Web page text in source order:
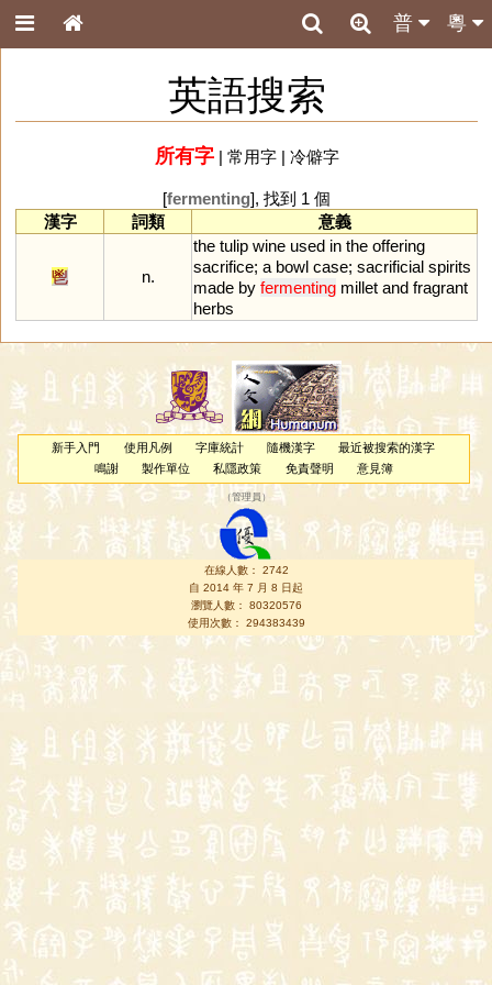
粵
普
英語搜索
所有字| 常用字| 冷僻字
[fermenting], 找到 1 個
漢字
詞類 意義
鬯 n.
the tulip wine used in the offering
sacrifice; a bowl case; sacrificial spirits
made by fermenting millet and fragrant
herbs
新手入門 使用凡例 字庫統計 隨機漢字
最近被搜索的漢字
鳴謝
製作單位 私隱政策 免責聲明 意見簿
（管理員 ）
在線人數： 2742
自 2014 年 7 月 8 日起
瀏覽人數： 80320576
使用次數： 294383439